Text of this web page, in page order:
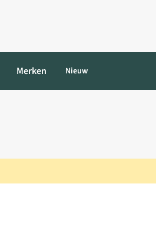
Merken Nieuw